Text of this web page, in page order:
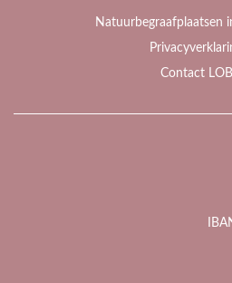
Natuurbegraafplaatsen
Contact LOB